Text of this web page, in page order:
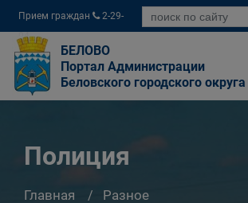
Прием граждан
2-29-
04
БЕЛОВО
Портал Администрации
Беловского городского округа
Полиция
Главная
Разное